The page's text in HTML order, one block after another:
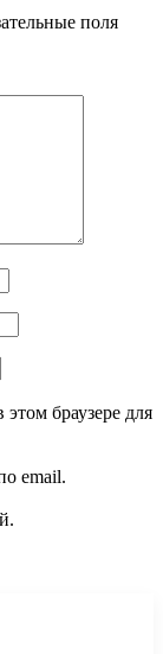
поля
браузере для
email.